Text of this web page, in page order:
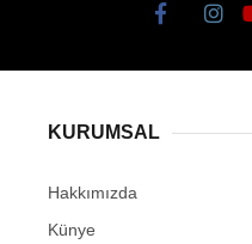
KURUMSAL
Hakkımızda
Künye